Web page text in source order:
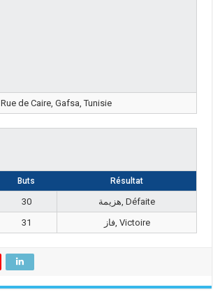
Rue de Caire, Gafsa, Tunisie
Buts Résultat
30
هزيمة, Défaite
31 فاز, Victoire